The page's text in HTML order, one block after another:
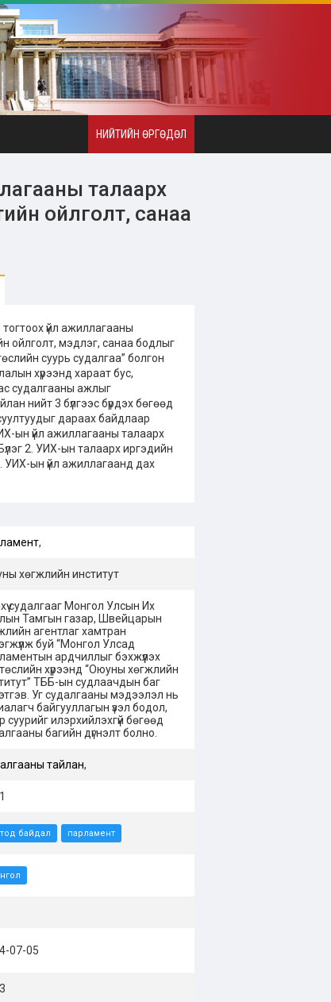
НИЙТИЙН ӨРГӨДӨЛ
талаарх
ойлголт, санаа
тогтоох үйл ажиллагааны
ойлголт, мэдлэг, санаа бодлыг
суурь судалгаа” болгон
хүрээнд хараат бус,
судалгааны ажлыг
нийт 3 бүлгээс бүрдэх бөгөөд
дараах байдлаар
ын үйл ажиллагааны талаарх
2. УИХ-ын талаарх иргэдийн
УИХ-ын үйл ажиллагаанд дах
,
хөгжлийн институт
судалгааг Монгол Улсын Их
Тамгын газар, Швейцарын
агентлаг хамтран
буй “Монгол Улсад
ардчиллыг бэхжүүлэх
хүрээнд “Оюуны хөгжлийн
ТББ-ын судлаачдын баг
Уг судалгааны мэдээлэл нь
байгууллагын үзэл бодол,
суурийг илэрхийлэхгүй бөгөөд
багийн дүгнэлт болно.
тайлан,
байдал парламент
07-05